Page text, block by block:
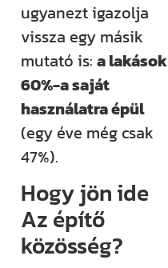
ugyanezt igazolja
vissza egy másik
mutató is:a lakások
60%-a saját
használatra épül
(egy éve még csak
47%).
Hogy jön ide
Az építő
közösség?